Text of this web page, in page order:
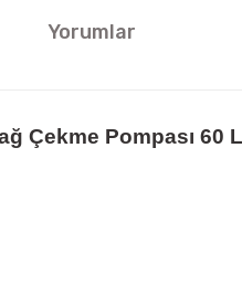
Yorumlar
Çekme Pompası 60